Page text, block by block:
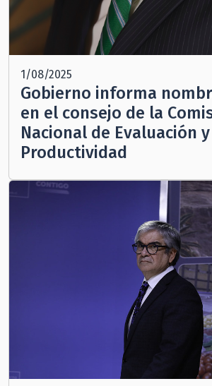
1/08/2025
Gobierno informa
en el consejo de la
Nacional de Evaluación y
Productividad